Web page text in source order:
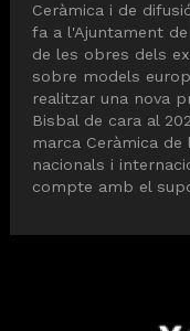
Ceràmica i de
fa a l'Ajuntament
de les obres dels
sobre models
realitzar una nova
Bisbal de cara al
marca Ceràmica
nacionals i
compte amb el